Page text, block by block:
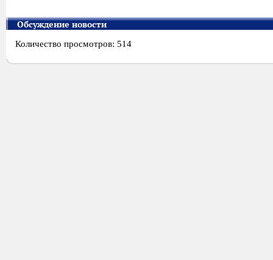
Обсуждение новости
Количество просмотров: 514